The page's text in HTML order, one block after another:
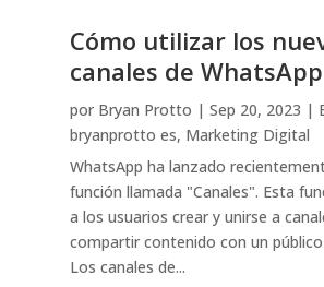
Cómo utilizar los
canales de WhatsApp
por Bryan Protto | Sep 20, 2023 |
bryanprotto es, Marketing Digital
WhatsApp ha lanzado
función llamada "Canales". Esta
a los usuarios crear y unirse a
compartir contenido con un
Los canales de...